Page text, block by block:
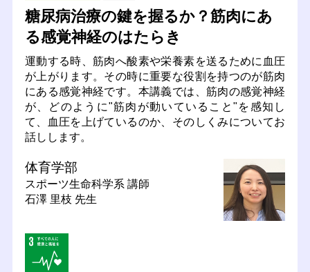
糖尿病治療の鍵を握るか？筋肉にあ
る感覚神経のはたらき
運動する時、筋肉へ酸素や栄養素を送るために血圧
が上がります。その時に重要な役割を持つのが筋肉
にある感覚神経です。本講義では、筋肉の感覚神経
が、どのように"筋肉が動いていること"を感知し
て、血圧を上げているのか、そのしくみについてお
話しします。
体育学部
スポーツ生命科学系 講師
石澤 里枝 先生